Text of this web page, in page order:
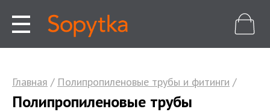
Главная / Полипропиленовые трубы и фитинги /
Полипропиленовые трубы